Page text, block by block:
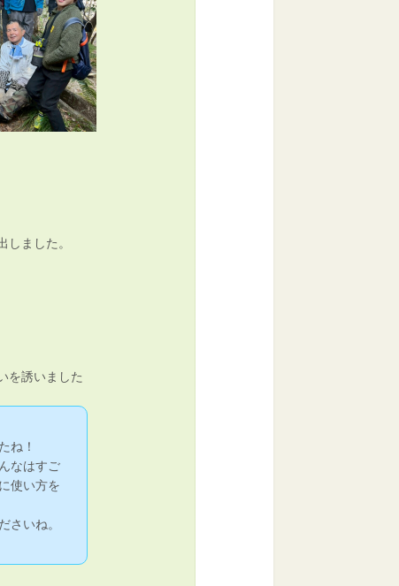
ました。
を誘いました
ね！
なはすご
使い方を
さいね。